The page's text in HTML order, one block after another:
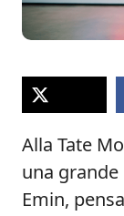
Alla Tate
una
Emin,